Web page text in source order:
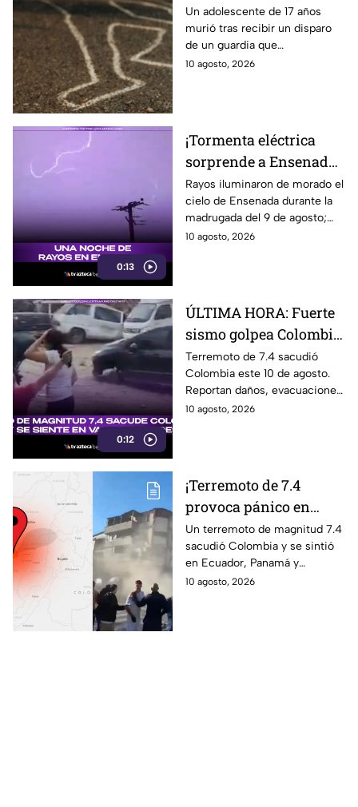
le disparó tras
confundirlo con un
ladrón
Un adolescente de 17 años
murió tras recibir un disparo
de un guardia que
presuntamente lo confundió
10 agosto, 2026
0:13
¡Tormenta eléctrica
sorprende a Ensenada!
Rayos iluminan de
morado el cielo durante
la madrugada ⛈️
Rayos iluminaron de morado el
cielo de Ensenada durante la
madrugada del 9 de agosto;
vecinos captaron el fenómeno
10 agosto, 2026
0:12
ÚLTIMA HORA: Fuerte
sismo golpea Colombia
y se siente en varios
países; VIDEO muestra
destrucción y caos
Terremoto de 7.4 sacudió
Colombia este 10 de agosto.
Reportan daños, evacuaciones
y escenas de pánico captadas
10 agosto, 2026
¡Terremoto de 7.4
provoca pánico en
Colombia! Se siente en
varios países y deja
daños en edificios
Un terremoto de magnitud 7.4
sacudió Colombia y se sintió
en Ecuador, Panamá y
Venezuela. Autoridades
10 agosto, 2026